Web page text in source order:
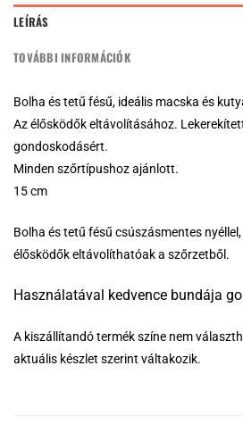
LEÍRÁS
TOVÁBBI INFORMÁCIÓK
Bolha és tetű fésű, ideális macska és
Az élősködők eltávolításához.
gondoskodásért.
Minden szőrtípushoz ajánlott.
15 cm
Bolha és tetű fésű csúszásmentes
élősködők eltávolíthatóak a szőrzetből.
Használatával kedvence bundája
A kiszállítandó termék színe nem
aktuális készlet szerint váltakozik.